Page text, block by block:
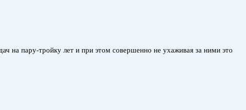
на пару-тройку лет и при этом совершенно не ухаживая за ними это